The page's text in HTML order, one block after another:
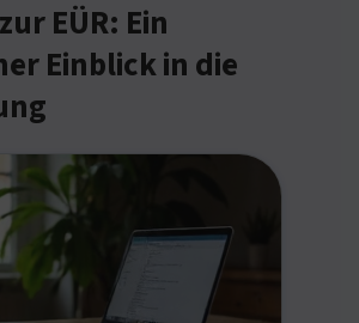
EÜR: Ein
Einblick in die